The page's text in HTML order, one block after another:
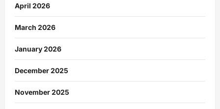
April 2026
March 2026
January 2026
December 2025
November 2025